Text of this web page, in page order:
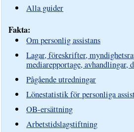
Alla guider
Fakta:
Om personlig assistans
Lagar, föreskrifter,
mediarepportage, avhandlingar,
Pågående utredningar
Lönestatistik för personliga
OB-ersättning
Arbetstidslagstiftning